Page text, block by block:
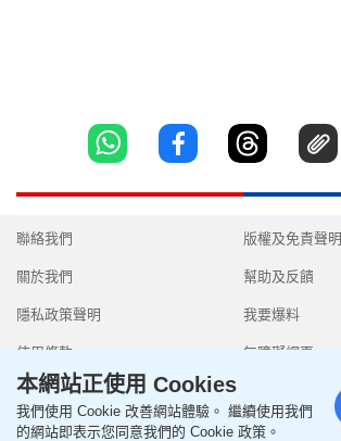
聯絡我們
關於我們
隱私政策聲明
使用條款
版權及免責聲明
幫助及反饋
我要爆料
無障礙網頁
本網站正使用 Cookies
我們使用 Cookie 改善網站體驗。 繼續使用我們
的網站即表示您同意我們的 Cookie 政策。